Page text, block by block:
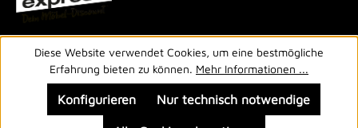
Diese Website verwendet Cookies, um eine bestmögliche
Erfahrung bieten zu können. Mehr Informationen ...
Nur technisch notwendige
Konfigurieren